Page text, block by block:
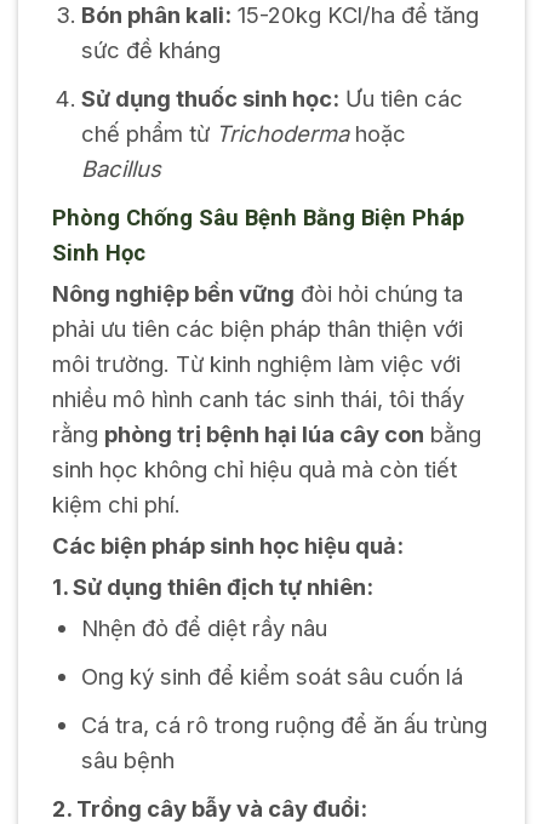
Bón phân kali: 15-20kg KCl/ha để tăng
sức đề kháng
Sử dụng thuốc sinh học: Ưu tiên các
chế phẩm từ Trichodermahoặc
Bacillus
Phòng Chống Sâu Bệnh Bằng Biện Pháp
Sinh Học
Nông nghiệp bền vững đòi hỏi chúng ta
phải ưu tiên các biện pháp thân thiện với
môi trường. Từ kinh nghiệm làm việc với
nhiều mô hình canh tác sinh thái, tôi thấy
rằng phòng trị bệnh hại lúa cây con bằng
sinh học không chỉ hiệu quả mà còn tiết
kiệm chi phí.
Các biện pháp sinh học hiệu quả:
1. Sử dụng thiên địch tự nhiên:
Nhện đỏ để diệt rầy nâu
Ong ký sinh để kiểm soát sâu cuốn lá
Cá tra, cá rô trong ruộng để ăn ấu trùng
sâu bệnh
2. Trồng cây bẫy và cây đuổi: